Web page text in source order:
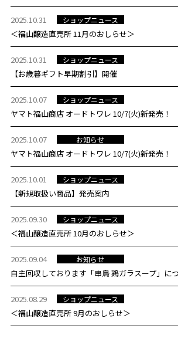
2025.10.31 ショップニュース
＜福山醸造直売所 11月のおしらせ＞
2025.10.31 ショップニュース
【お歳暮ギフト早期割引】開催
2025.10.07 ショップニュース
ヤマト福山商店 オードトワレ 10/7(火)新発売！
2025.10.07 お知らせ
ヤマト福山商店 オードトワレ 10/7(火)新発売！
2025.10.01 ショップニュース
【新規取扱い商品】発売案内
2025.09.30 ショップニュース
＜福山醸造直売所 10月のおしらせ＞
2025.09.04 お知らせ
自主回収しております「串鳥 鶏ガラスープ」に
2025.08.29 ショップニュース
＜福山醸造直売所 9月のおしらせ＞